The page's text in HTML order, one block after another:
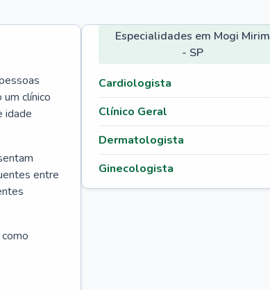
clínico
idade
entre
Especialidades em Mogi Mirim
- SP
Cardiologista
Clínico Geral
Dermatologista
Ginecologista